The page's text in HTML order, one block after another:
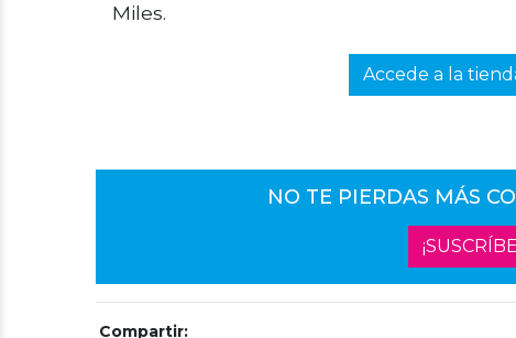
Miles.
Accede a la
NO TE PIERDAS MÁS
Compartir: